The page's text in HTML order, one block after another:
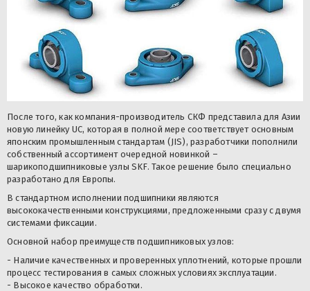
После того, как компания-производитель СКФ представила для Азии
новую линейку UC, которая в полной мере соответствует основным
японским промышленным стандартам (JIS), разработчики пополнили
собственный ассортимент очередной новинкой –
шарикоподшипниковые узлы SKF. Такое решение было специально
разработано для Европы.
В стандартном исполнении подшипники являются
высококачественными конструкциями, предложенными сразу с двумя
системами фиксации.
Основной набор преимуществ подшипниковых узлов:
- Наличие качественных и проверенных уплотнений, которые прошли
процесс тестирования в самых сложных условиях эксплуатации.
- Высокое качество обработки.